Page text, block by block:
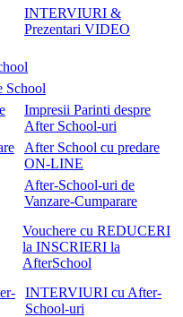
INTERVIURI &
Prezentari VIDEO
School
Impresii Parinti despre
After School-uri
After School cu predare
ON-LINE
After-School-uri de
Vanzare-Cumparare
Vouchere cu REDUCERI
la INSCRIERI la
AfterSchool
INTERVIURI cu After-
School-uri